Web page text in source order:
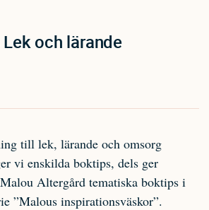
och lärande
till lek, lärande och omsorg
vi enskilda boktips, dels ger
Altergård tematiska boktips i
”Malous inspirationsväskor”.